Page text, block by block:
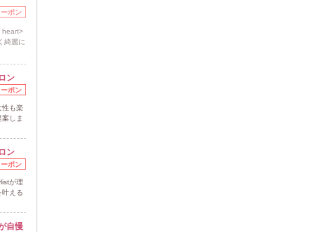
ーポン
heart>
綺麗に
ン
ーポン
性も楽
しま
ン
ーポン
が理
叶える
自慢